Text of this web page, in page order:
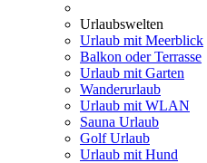
Urlaubswelten
Urlaub mit Meerblick
Balkon oder Terrasse
Urlaub mit Garten
Wanderurlaub
Urlaub mit WLAN
Sauna Urlaub
Golf Urlaub
Urlaub mit Hund